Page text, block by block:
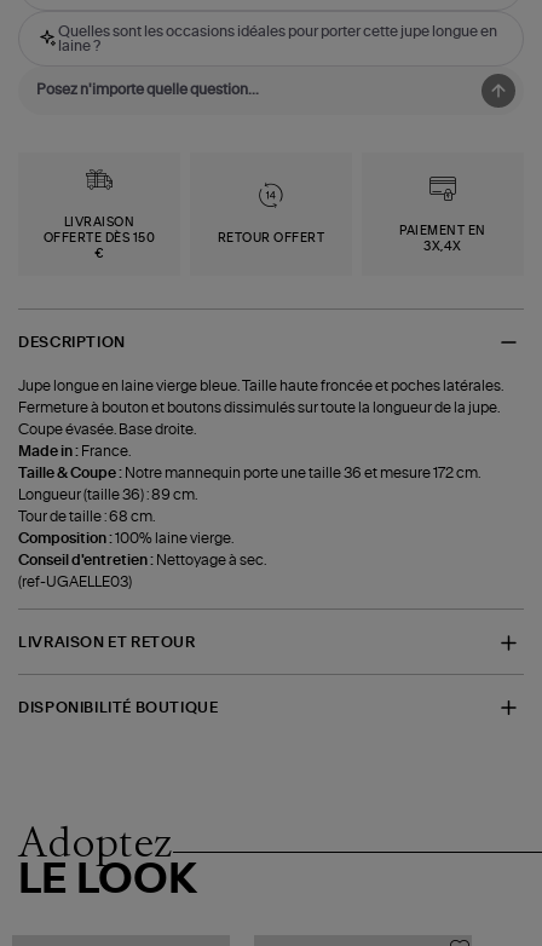
Quelles sont les occasions idéales pour porter cette jupe longue en
laine ?
LIVRAISON
OFFERTE DÈS 150
€
RETOUR OFFERT
PAIEMENT EN
3X,4X
DESCRIPTION
Jupe longue en laine vierge bleue. Taille haute froncée et poches latérales.
Fermeture à bouton et boutons dissimulés sur toute la longueur de la jupe.
Coupe évasée. Base droite.
Made in : France.
Taille & Coupe : Notre mannequin porte une taille 36 et mesure 172 cm.
Longueur (taille 36) : 89 cm.
Tour de taille : 68 cm.
Composition :100% laine vierge.
Conseil d'entretien : Nettoyage à sec.
(ref-UGAELLE03)
LIVRAISON ET RETOUR
DISPONIBILITÉ BOUTIQUE
Adoptez
LE LOOK